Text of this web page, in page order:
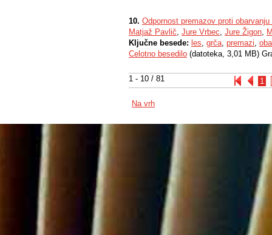
1 - 10 / 81 1
10. Odpornost premazov proti
Matjaž Pavlič, Jure Vrbec, Jure Žigon,
Ključne besede: les, grča, premazi,
Celotno besedilo (datoteka, 3,01 MB)
Na vrh